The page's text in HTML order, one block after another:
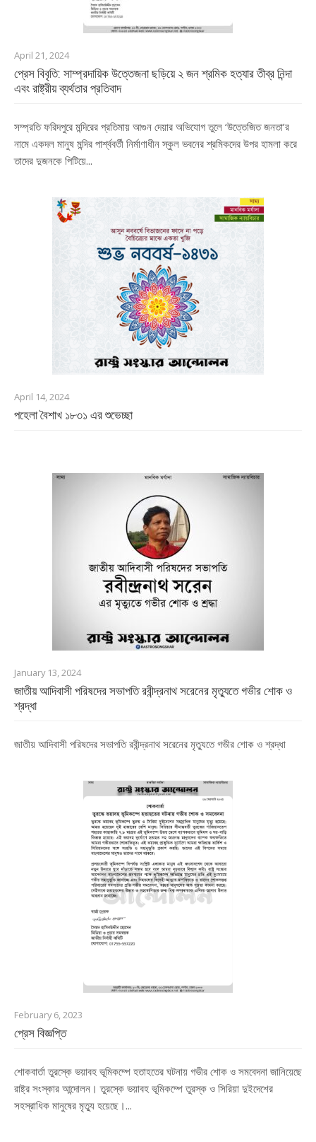
April 21, 2024
প্রেস বিবৃতি: সাম্প্রদায়িক উত্তেজনা ছড়িয়ে ২ জন শ্রমিক হত্যার তীব্র নিন্দা
এবং রাষ্ট্রীয় ব্যর্থতার প্রতিবাদ
সম্প্রতি ফরিদপুরে মন্দিরের প্রতিমায় আগুন দেয়ার অভিযোগ তুলে ‘উত্তেজিত জনতা’র
নামে একদল মানুষ মন্দির পার্শ্ববর্তী নির্মাণাধীন স্কুল ভবনের শ্রমিকদের উপর হামলা করে
তাদের দুজনকে পিটিয়ে...
April 14, 2024
পহেলা বৈশাখ ১৮৩১ এর শুভেচ্ছা
January 13, 2024
জাতীয় আদিবাসী পরিষদের সভাপতি রবীন্দ্রনাথ সরেনের মৃত্যুতে গভীর শোক ও
শ্রদ্ধা
জাতীয় আদিবাসী পরিষদের সভাপতি রবীন্দ্রনাথ সরেনের মৃত্যুতে গভীর শোক ও শ্রদ্ধা
February 6, 2023
প্রেস বিজ্ঞপ্তি
শোকবার্তা তুরস্কে ভয়াবহ ভূমিকম্পে হতাহতের ঘটনায় গভীর শোক ও সমবেদনা জানিয়েছে
রাষ্ট্র সংস্কার আন্দোলন। তুরস্কে ভয়াবহ ভূমিকম্পে তুরস্ক ও সিরিয়া দুইদেশের
সহস্রাধিক মানুষের মৃত্যু হয়েছে।...